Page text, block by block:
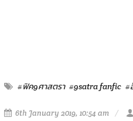
#ฟิค9ศาสตรา #9satra fanfic #
6th January 2019, 10:54 am